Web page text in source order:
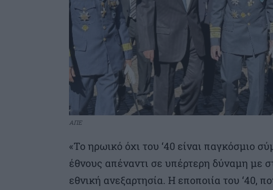
ΑΠΕ
«Το ηρωικό όχι του ‘40 είναι παγκόσμιο
έθνους απέναντι σε υπέρτερη δύναμη με
εθνική ανεξαρτησία. Η εποποιία του ‘40,